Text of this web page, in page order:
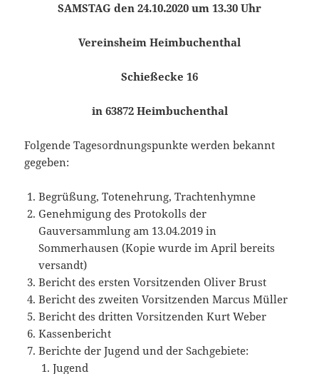
SAMSTAG den 24.10.2020 um 13.30 Uhr
Vereinsheim Heimbuchenthal
Schießecke 16
in 63872 Heimbuchenthal
Folgende Tagesordnungspunkte werden bekannt
gegeben:
Begrüßung, Totenehrung, Trachtenhymne
Genehmigung des Protokolls der
Gauversammlung am 13.04.2019 in
Sommerhausen (Kopie wurde im April bereits
versandt)
Bericht des ersten Vorsitzenden Oliver Brust
Bericht des zweiten Vorsitzenden Marcus Müller
Bericht des dritten Vorsitzenden Kurt Weber
Kassenbericht
Berichte der Jugend und der Sachgebiete:
Jugend